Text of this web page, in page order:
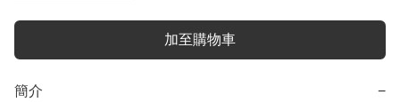
加至購物車
簡介 −